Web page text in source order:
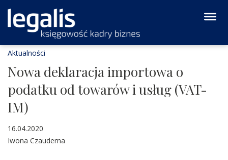
Aktualności
Nowa deklaracja importowa o
podatku od towarów i usług (VAT-
IM)
16.04.2020
Iwona Czauderna